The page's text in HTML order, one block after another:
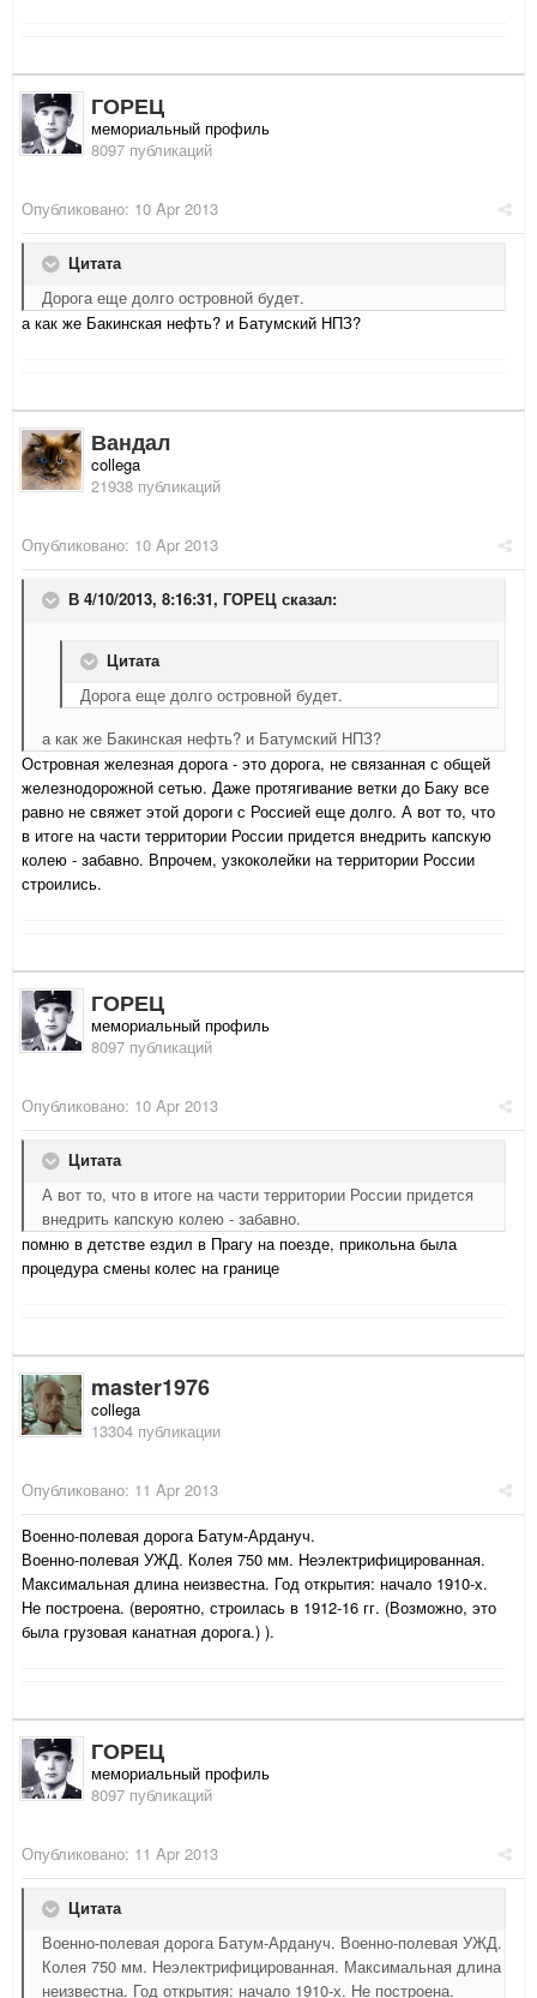
ГОРЕЦ
мемориальный профиль
8097 публикаций
Опубликовано: 10 Apr 2013
Цитата
Дорога еще долго островной будет.
а как же Бакинская нефть? и Батумский НПЗ?
Вандал
collega
21938 публикаций
Опубликовано: 10 Apr 2013
В 4/10/2013, 8:16:31, ГОРЕЦ сказал:
Цитата
Дорога еще долго островной будет.
а как же Бакинская нефть? и Батумский НПЗ?
Островная железная дорога - это дорога, не связанная с общей
железнодорожной сетью. Даже протягивание ветки до Баку все
равно не свяжет этой дороги с Россией еще долго. А вот то, что
в итоге на части территории России придется внедрить капскую
колею - забавно. Впрочем, узкоколейки на территории России
строились.
ГОРЕЦ
мемориальный профиль
8097 публикаций
Опубликовано: 10 Apr 2013
Цитата
А вот то, что в итоге на части территории России придется
внедрить капскую колею - забавно.
помню в детстве ездил в Прагу на поезде, прикольна была
процедура смены колес на границе
master1976
collega
13304 публикации
Опубликовано: 11 Apr 2013
Военно-полевая дорога Батум-Ардануч.
Военно-полевая УЖД. Колея 750 мм. Неэлектрифицированная.
Максимальная длина неизвестна. Год открытия: начало 1910-х.
Не построена. (вероятно, строилась в 1912-16 гг. (Возможно, это
была грузовая канатная дорога.) ).
ГОРЕЦ
мемориальный профиль
8097 публикаций
Опубликовано: 11 Apr 2013
Цитата
Военно-полевая дорога Батум-Ардануч. Военно-полевая УЖД.
Колея 750 мм. Неэлектрифицированная. Максимальная длина
неизвестна. Год открытия: начало 1910-х. Не построена.